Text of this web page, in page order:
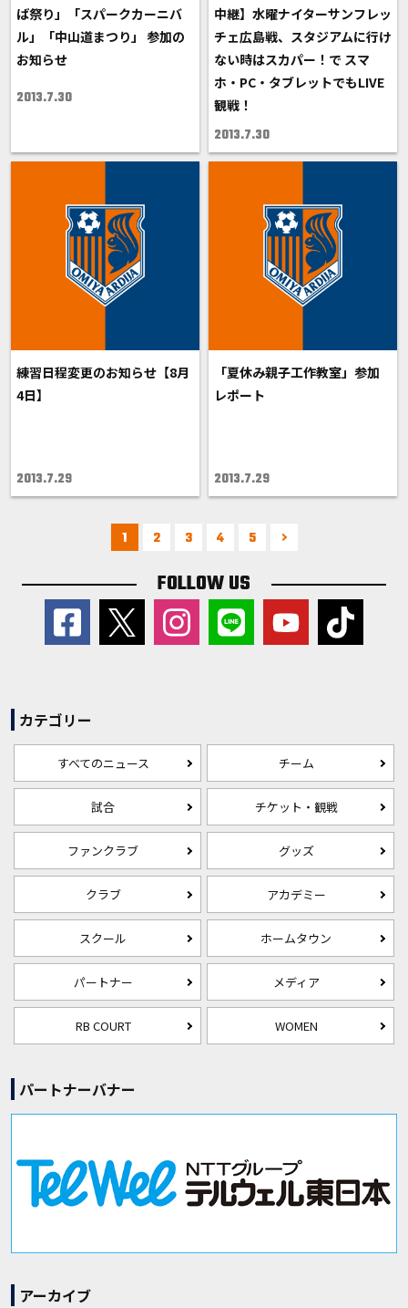
ば祭り」「スパークカーニバ
ル」「中山道まつり」 参加の
お知らせ
2013.7.30
中継】水曜ナイターサンフレッ
チェ広島戦、スタジアムに行け
ない時はスカパー！で スマ
ホ・PC・タブレットでもLIVE
観戦！
2013.7.30
練習日程変更のお知らせ【8月
4日】
2013.7.29
「夏休み親子工作教室」参加
レポート
2013.7.29
1 2 3 4 5
FOLLOW US
カテゴリー
すべてのニュース チーム
試合 チケット・観戦
ファンクラブ グッズ
クラブ アカデミー
スクール ホームタウン
パートナー メディア
RB COURT WOMEN
パートナーバナー
アーカイブ